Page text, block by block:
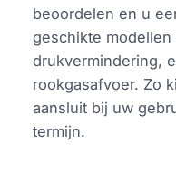
beoordelen en u
geschikte
drukvermindering,
rookgasafvoer. Zo
aansluit bij uw
termijn.